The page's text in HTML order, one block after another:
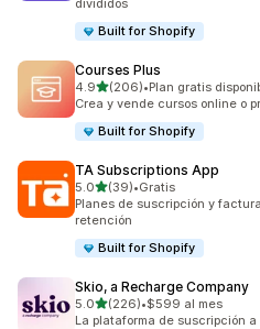
divididos
Built for Shopify
Courses Plus
4.9de 5 estrellas
(206)
206 reseñas en total
•Plan gratis
Crea y vende cursos online o
Built for Shopify
TA Subscriptions App
5.0de 5 estrellas
(39)
39 reseñas en total
•Gratis
Planes de suscripción y
retención
Built for Shopify
Skio, a Recharge Company
5.0de 5 estrellas
(226)
226 reseñas en total
•$599 al mes
La plataforma de suscripción